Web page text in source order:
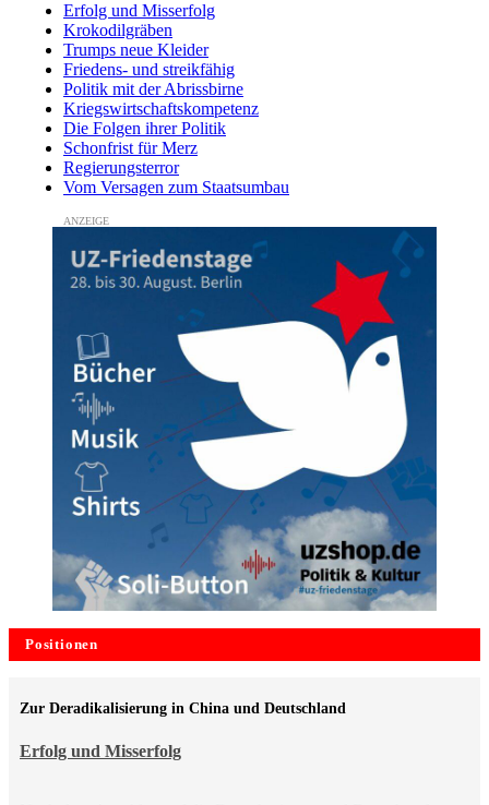
Erfolg und Misserfolg
Krokodilgräben
Trumps neue Kleider
Friedens- und streikfähig
Politik mit der Abrissbirne
Kriegswirtschaftskompetenz
Die Folgen ihrer Politik
Schonfrist für Merz
Regierungsterror
Vom Versagen zum Staatsumbau
Positionen
Erfolg und Misserfolg
Zur Deradikalisierung in China und Deutschland